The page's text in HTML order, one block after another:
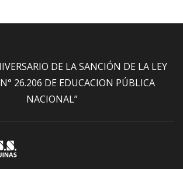
DE LA SANCIÓN DE LA LEY
26.206 DE EDUCACION PÚBLICA
NACIONAL”